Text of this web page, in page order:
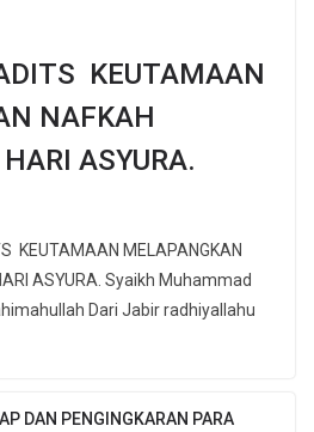
KEUTAMAAN
NAFKAH
ASYURA.
KEUTAMAAN MELAPANGKAN
ASYURA. Syaikh Muhammad
Dari Jabir radhiyallahu
DAN PENGINGKARAN PARA